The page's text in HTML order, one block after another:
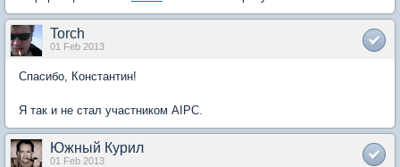
Torch
01 Feb 2013
Спасибо, Константин!
Я так и не стал участником AIPC.
Южный Курил
01 Feb 2013